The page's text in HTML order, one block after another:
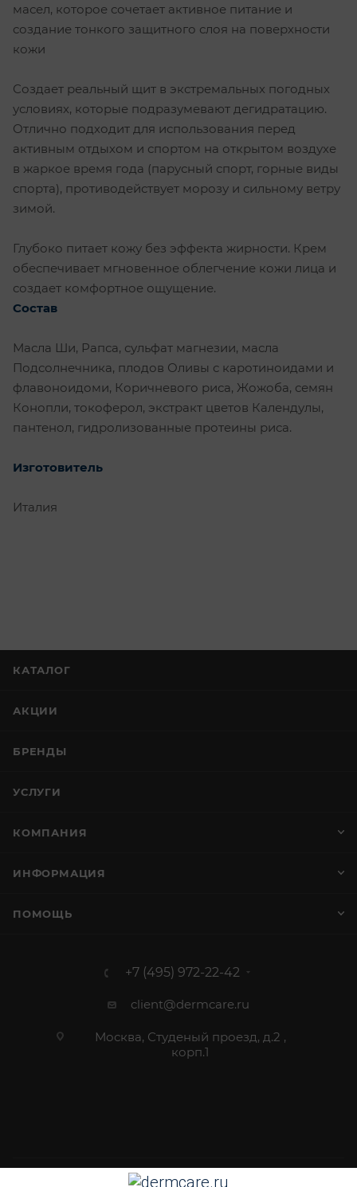
масел, которое сочетает активное питание и
создание тонкого защитного слоя на поверхности
кожи
Создает реальный щит в экстремальных погодных
условиях, которые подразумевают дегидратацию.
Отлично подходит для использования перед
активным отдыхом и спортом на открытом воздухе
в жаркое время года (парусный спорт, горные виды
спорта), противодействует морозу и сильному ветру
зимой.
Глубоко питает кожу без эффекта жирности. Крем
обеспечивает мгновенное облегчение кожи лица и
создает комфортное ощущение.
Состав
Масла Ши, Рапса, сульфат магнезии, масла
Подсолнечника, плодов Оливы с каротиноидами и
флавоноидоми, Коричневого риса, Жожоба, семян
Конопли, токоферол, экстракт цветов Календулы,
пантенол, гидролизованные протеины риса.
Изготовитель
Италия
КАТАЛОГ
АКЦИИ
БРЕНДЫ
УСЛУГИ
КОМПАНИЯ
ИНФОРМАЦИЯ
ПОМОЩЬ
+7 (495) 972-22-42
client@dermcare.ru
Москва, Студеный проезд, д.2 ,
корп.1